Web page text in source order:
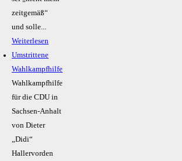
zeitgemäß“
und solle...
Weiterlesen
Umstrittene
Wahlkampfhilfe
Wahlkampfhilfe
für die CDU in
Sachsen-Anhalt
von Dieter
„Didi“
Hallervorden